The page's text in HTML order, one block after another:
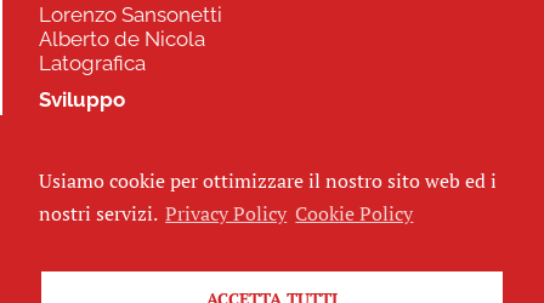
Lorenzo Sansonetti
Alberto de Nicola
Latografica
Sviluppo
Seguici
Usiamo cookie per ottimizzare il nostro sito web ed i
nostri servizi. Privacy Policy Cookie Policy